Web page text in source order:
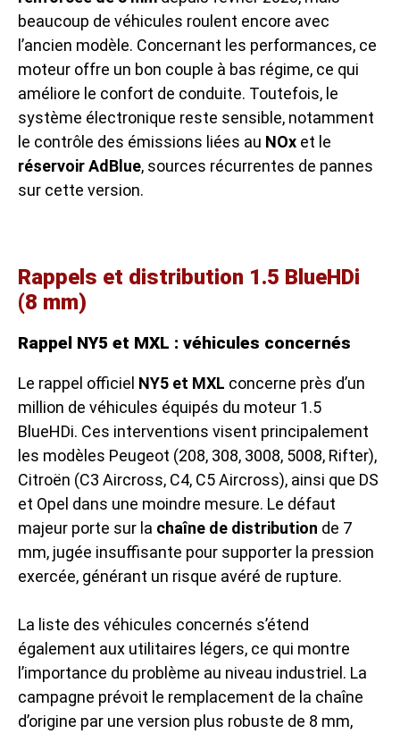
beaucoup de véhicules roulent encore avec
l’ancien modèle. Concernant les performances, ce
moteur offre un bon couple à bas régime, ce qui
améliore le confort de conduite. Toutefois, le
système électronique reste sensible, notamment
le contrôle des émissions liées au NOx et le
réservoir AdBlue, sources récurrentes de pannes
sur cette version.
Rappels et distribution 1.5 BlueHDi
(8 mm)
Rappel NY5 et MXL : véhicules concernés
Le rappel officiel NY5 et MXL concerne près d’un
million de véhicules équipés du moteur 1.5
BlueHDi. Ces interventions visent principalement
les modèles Peugeot (208, 308, 3008, 5008, Rifter),
Citroën (C3 Aircross, C4, C5 Aircross), ainsi que DS
et Opel dans une moindre mesure. Le défaut
majeur porte sur la chaîne de distribution de 7
mm, jugée insuffisante pour supporter la pression
exercée, générant un risque avéré de rupture.
La liste des véhicules concernés s’étend
également aux utilitaires légers, ce qui montre
l’importance du problème au niveau industriel. La
campagne prévoit le remplacement de la chaîne
d’origine par une version plus robuste de 8 mm,